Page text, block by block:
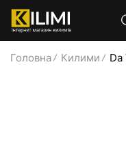
Головна Килими